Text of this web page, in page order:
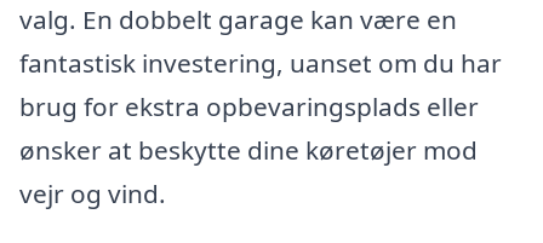
valg. En dobbelt garage kan være en
fantastisk investering, uanset om du har
brug for ekstra opbevaringsplads eller
ønsker at beskytte dine køretøjer mod
vejr og vind.